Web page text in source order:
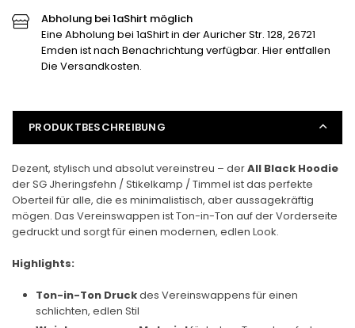
Black
Hoodie
verringern
Black
Hoodie
erhöhen
Abholung bei 1aShirt möglich
Eine Abholung bei 1aShirt in der Auricher Str. 128, 26721
Emden ist nach Benachrichtung verfügbar. Hier entfallen
Die Versandkosten.
PRODUKTBESCHREIBUNG
Dezent, stylisch und absolut vereinstreu – derAll Black Hoodie
der SG Jheringsfehn / Stikelkamp / Timmel ist das perfekte
Oberteil für alle, die es minimalistisch, aber aussagekräftig
mögen. Das Vereinswappen ist Ton-in-Ton auf der Vorderseite
gedruckt und sorgt für einen modernen, edlen Look.
Highlights:
Ton-in-Ton Druckdes Vereinswappens für einen
schlichten, edlen Stil